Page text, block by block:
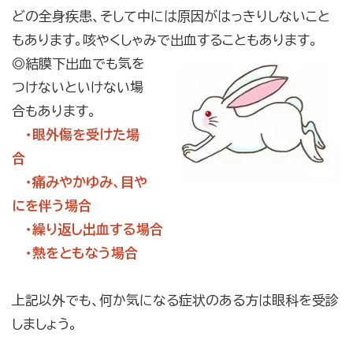
どの全身疾患、そして中には原因がはっきりしないこと
もあります。咳やくしゃみで出血することもあります。
◎結膜下出血でも気を
つけないといけない場
合もあります。
・眼外傷を受けた場
合
・痛みやかゆみ、目や
にを伴う場合
・繰り返し出血する場合
・熱をともなう場合
上記以外でも、何か気になる症状のある方は眼科を受診
しましょう。